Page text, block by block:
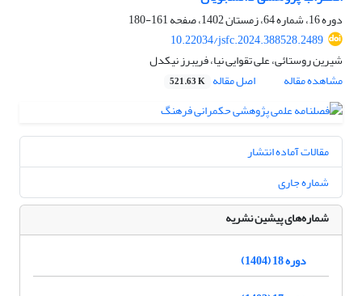
دوره 16، شماره 64، زمستان 1402، صفحه
161-180
10.22034/jsfc.2024.388528.2489
شیرین روستائی، علی تقوایی نیا، فریبرز نیکدل
مشاهده مقاله
اصل مقاله 521.63 K
مقالات آماده انتشار
شماره جاری
شماره‌های پیشین نشریه
دوره 18 (1404)